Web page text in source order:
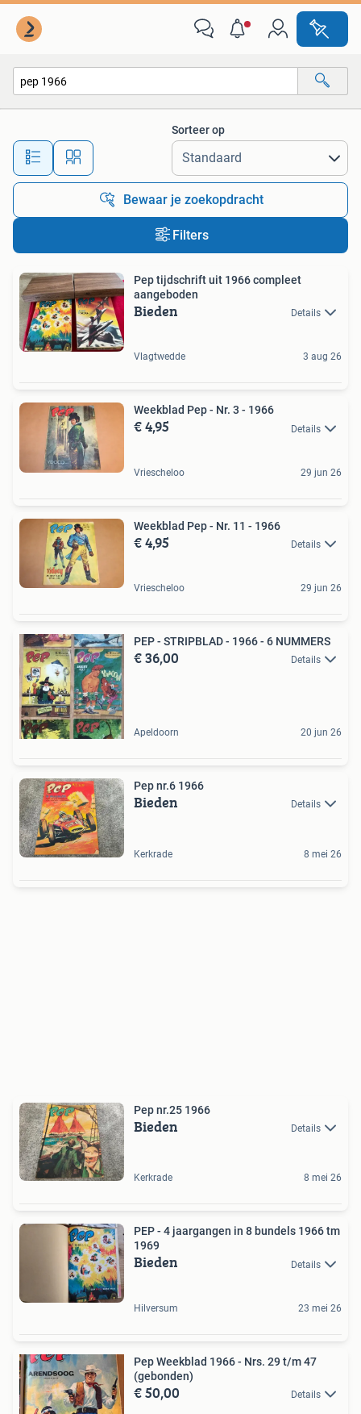
Alle afstanden…
Sorteer op
Bewaar je zoekopdracht
Filters
Pep tijdschrift uit 1966 compleet
aangeboden
Bieden Details
Vlagtwedde 3 aug 26
Weekblad Pep - Nr. 3 - 1966
€ 4,95 Details
Vriescheloo 29 jun 26
Weekblad Pep - Nr. 11 - 1966
€ 4,95 Details
Vriescheloo 29 jun 26
PEP - STRIPBLAD - 1966 - 6 NUMMERS
€ 36,00 Details
Apeldoorn 20 jun 26
Pep nr.6 1966
Bieden Details
Kerkrade 8 mei 26
Pep nr.25 1966
Bieden Details
Kerkrade 8 mei 26
PEP - 4 jaargangen in 8 bundels 1966 tm
1969
Bieden Details
Hilversum 23 mei 26
Pep Weekblad 1966 - Nrs. 29 t/m 47
(gebonden)
€ 50,00 Details